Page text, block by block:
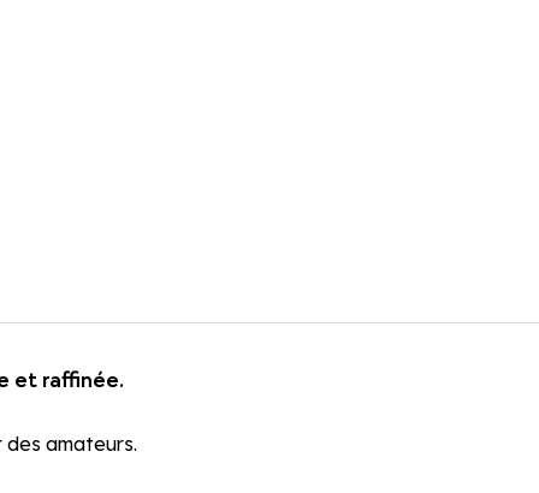
et raffinée.
des amateurs.